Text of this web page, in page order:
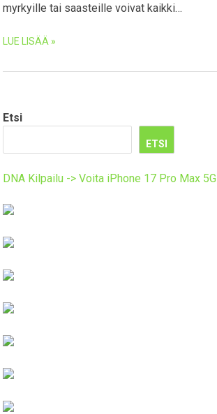
myrkyille tai saasteille voivat kaikki…
LUE LISÄÄ »
Etsi
ETSI
DNA Kilpailu -> Voita iPhone 17 Pro Max 5G